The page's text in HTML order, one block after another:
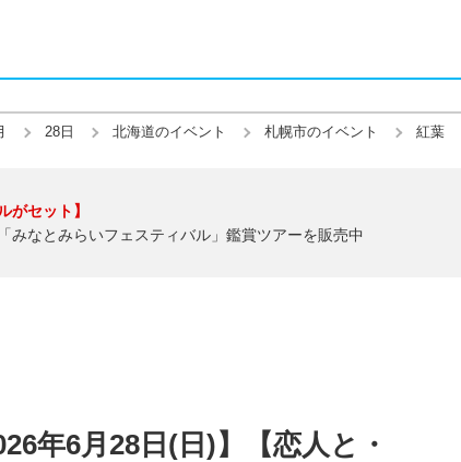
28日 北海道のイベント 札幌市のイベント 紅葉
がセット】
みなとみらいフェスティバル」鑑賞ツアーを販売中
年6月28日(日)】【恋人と・